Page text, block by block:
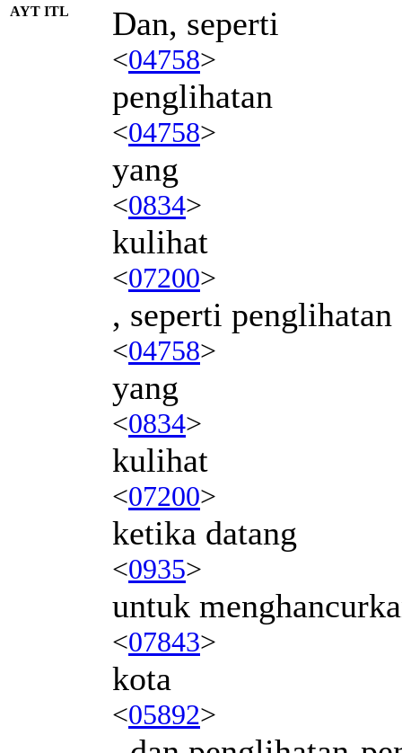
AYT ITL Dan, seperti
<04758>
penglihatan
<04758>
yang
<0834>
kulihat
<07200>
, seperti penglihatan
<04758>
yang
<0834>
kulihat
<07200>
ketika datang
<0935>
untuk
<07843>
kota
<05892>